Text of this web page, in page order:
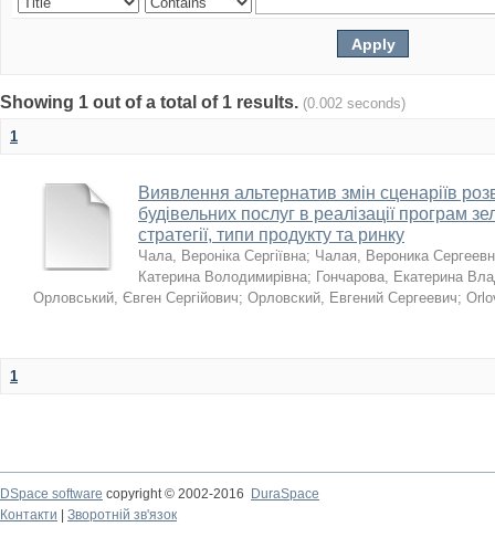
Showing 1 out of a total of 1 results. (0.002 seconds)
1
Виявлення альтернатив змін сценаріїв
будівельних послуг в реалізації програм
стратегії, типи продукту та ринку
Чала, Вероніка Сергіївна; Чалая, Вероника
Катерина Володимирівна; Гончарова, Екатерина
Орловський, Євген Сергійович; Орловский, Евгений Сергеевич;
1
DSpace software copyright © 2002-2016
DuraSpace
Контакти
Зворотній зв'язок